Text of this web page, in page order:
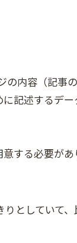
内容（記事
記述するデ
する必要が
としていて